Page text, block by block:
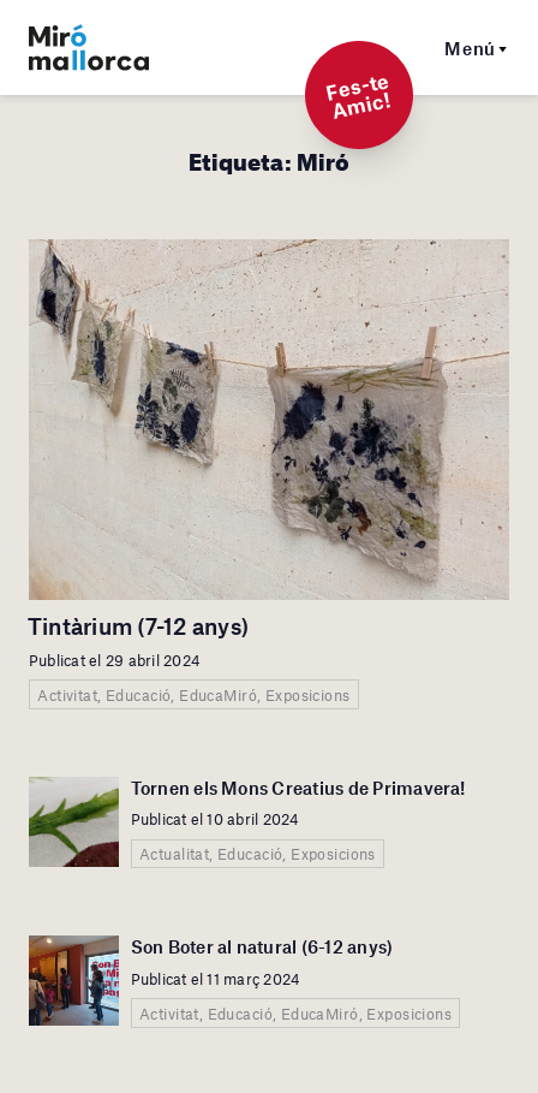
Menú
F
es-t
e
A
mi
c!
Etiqueta:Miró
Tintàrium (7-12 anys)
Publicat el 29 abril 2024
Activitat, Educació, EducaMiró, Exposicions
Tornen els Mons Creatius de Primavera!
Publicat el 10 abril 2024
Actualitat, Educació, Exposicions
Son Boter al natural (6-12 anys)
Publicat el 11 març 2024
Activitat, Educació, EducaMiró, Exposicions